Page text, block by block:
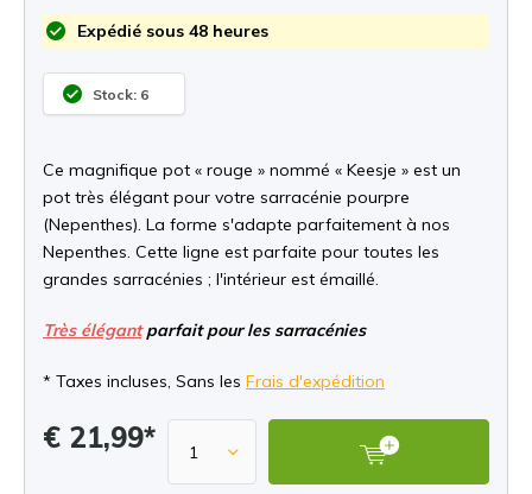
Expédié sous 48 heures
Stock: 6
Ce magnifique pot « rouge » nommé « Keesje » est un
pot très élégant pour votre sarracénie pourpre
(Nepenthes). La forme s'adapte parfaitement à nos
Nepenthes. Cette ligne est parfaite pour toutes les
grandes sarracénies ; l'intérieur est émaillé.
Très élégantparfait pour les sarracénies
* Taxes incluses, Sans les Frais d'expédition
€ 21,99*